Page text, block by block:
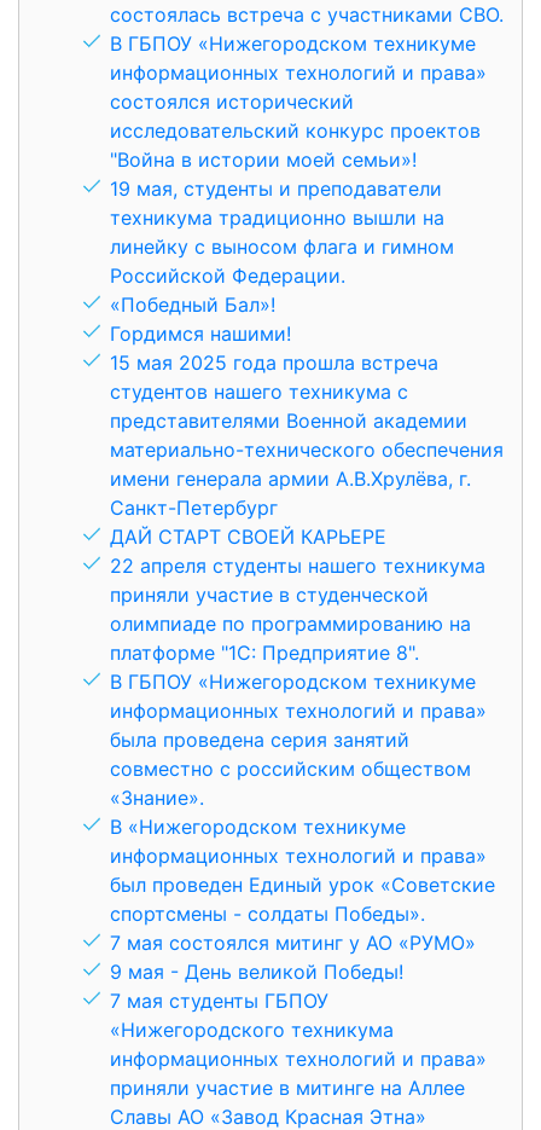
состоялась встреча с участниками СВО.
В ГБПОУ «Нижегородском техникуме
информационных технологий и права»
состоялся исторический
исследовательский конкурс проектов
"Война в истории моей семьи»!
19 мая, студенты и преподаватели
техникума традиционно вышли на
линейку с выносом флага и гимном
Российской Федерации.
«Победный Бал»!
Гордимся нашими!
15 мая 2025 года прошла встреча
студентов нашего техникума с
представителями Военной академии
материально-технического обеспечения
имени генерала армии А.В.Хрулёва, г.
Санкт-Петербург
ДАЙ СТАРТ СВОЕЙ КАРЬЕРЕ
22 апреля студенты нашего техникума
приняли участие в студенческой
олимпиаде по программированию на
платформе "1С: Предприятие 8".
В ГБПОУ «Нижегородском техникуме
информационных технологий и права»
была проведена серия занятий
совместно с российским обществом
«Знание».
В «Нижегородском техникуме
информационных технологий и права»
был проведен Единый урок «Советские
спортсмены - солдаты Победы».
7 мая состоялся митинг у АО «РУМО»
9 мая - День великой Победы!
7 мая студенты ГБПОУ
«Нижегородского техникума
информационных технологий и права»
приняли участие в митинге на Аллее
Славы АО «Завод Красная Этна»